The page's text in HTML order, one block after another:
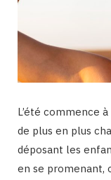
L’été commence
de plus en plus
déposant les
en se promenant,